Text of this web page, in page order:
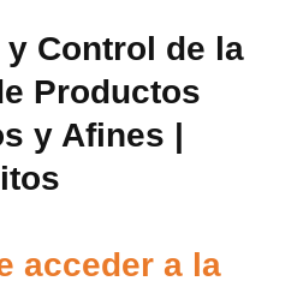
Control de la
Productos
y Afines |
acceder a la